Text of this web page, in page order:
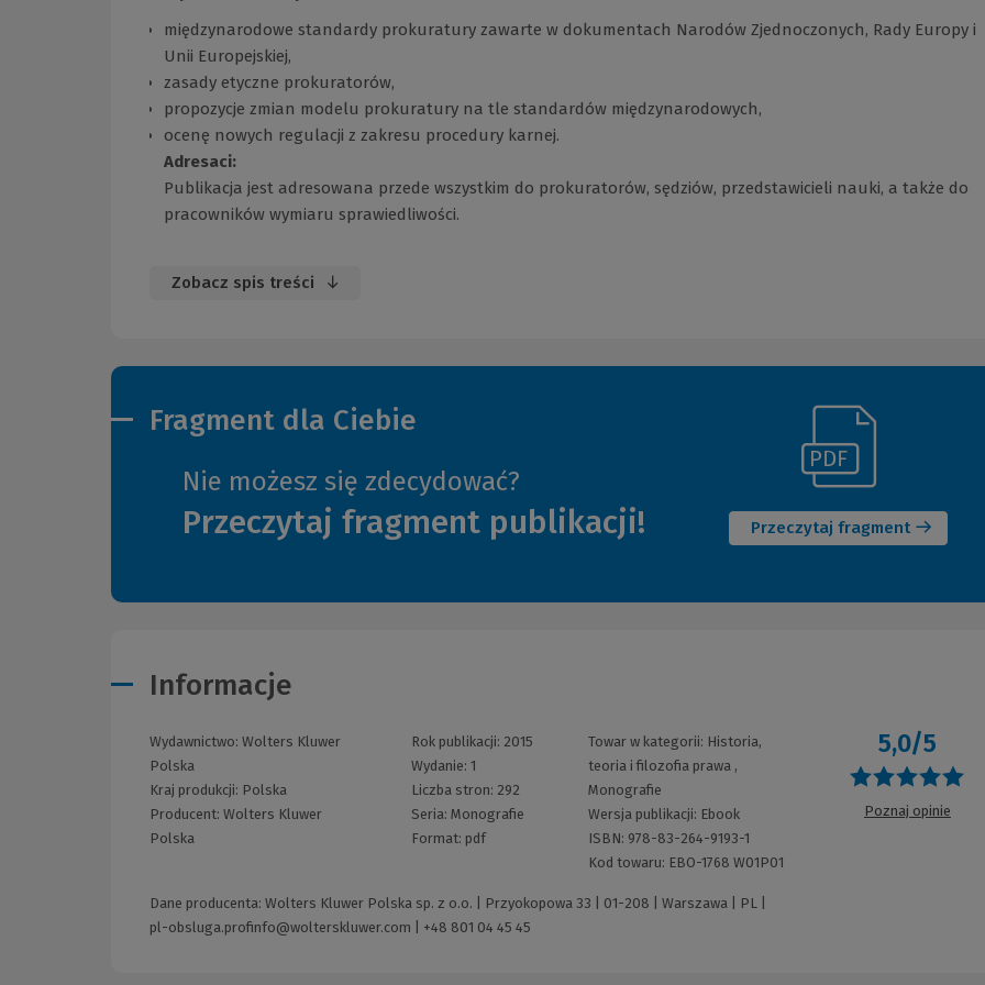
międzynarodowe standardy prokuratury zawarte w dokumentach Narodów Zjednoczonych, Rady Europy i
Unii Europejskiej,
zasady etyczne prokuratorów,
propozycje zmian modelu prokuratury na tle standardów międzynarodowych,
ocenę nowych regulacji z zakresu procedury karnej.
Adresaci:
Publikacja jest adresowana przede wszystkim do prokuratorów, sędziów, przedstawicieli nauki, a także do
pracowników wymiaru sprawiedliwości.
Zobacz spis treści
Fragment dla Ciebie
Nie możesz się zdecydować?
Przeczytaj fragment publikacji! Przeczytaj fragment
(Nowe
okno)
(Link
do
innej
strony)
Informacje
Wydawnictwo: Wolters Kluwer
Polska
Kraj produkcji: Polska
Producent: Wolters Kluwer
Polska
Rok publikacji: 2015
Wydanie:1
Liczba stron: 292
Seria:Monografie
Format: pdf
Towar w kategorii: Historia,
teoria i filozofia prawa ,
Monografie
Wersja publikacji: Ebook
ISBN: 978-83-264-9193-1
Kod towaru: EBO-1768 W01P01
5,0/5
Poznaj opinie
Dane producenta: Wolters Kluwer Polska sp. z o.o. | Przyokopowa 33 | 01-208 | Warszawa | PL |
pl-obsluga.profinfo@wolterskluwer.com
+48 801 04 45 45